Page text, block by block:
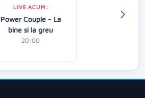
LIVE ACUM:
Power Couple - La
bine si la greu
20:00